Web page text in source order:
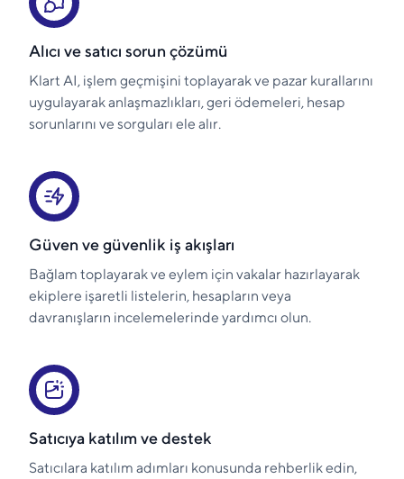
Alıcı ve satıcı sorun çözümü
Klart AI, işlem geçmişini toplayarak ve pazar kurallarını
uygulayarak anlaşmazlıkları, geri ödemeleri, hesap
sorunlarını ve sorguları ele alır.
Güven ve güvenlik iş akışları
Bağlam toplayarak ve eylem için vakalar hazırlayarak
ekiplere işaretli listelerin, hesapların veya
davranışların incelemelerinde yardımcı olun.
Satıcıya katılım ve destek
Satıcılara katılım adımları konusunda rehberlik edin,